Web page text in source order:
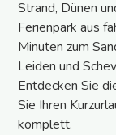
Strand, Dünen
Ferienpark aus
Minuten zum
Leiden und
Entdecken Sie
Sie Ihren
komplett.